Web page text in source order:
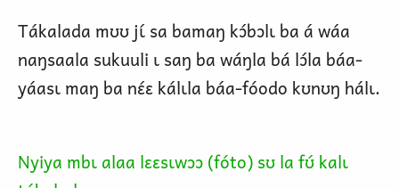
Tákalada mʊʊ jɩ́ sa bamaŋ kɔ́bɔlɩ ba á wáa
naŋsaala sukuuli ɩ saŋ ba wáŋla bá lɔ́la báa-
yáasɩ maŋ ba nɛ́ɛ kálɩla báa-fóodo kʊnʊŋ hálɩ.
Nyiya mbɩ alaa lɛɛsɩwɔɔ (fóto) sʊ la fʊ́ kalɩ